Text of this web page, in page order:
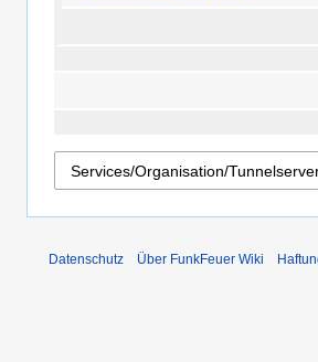
Datenschutz Über FunkFeuer Wiki